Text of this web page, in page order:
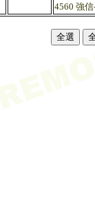
4560 強